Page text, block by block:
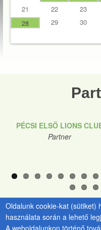
21
22 23
28
29 30
PÉCSI ELSŐ LIONS
Partner
Oldalunk cookie-kat (sütiket)
használata során a lehető
A weboldalunkon történő